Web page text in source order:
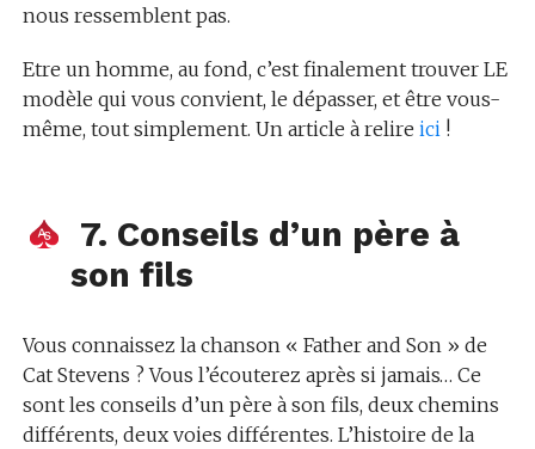
nous ressemblent pas.
Etre un homme, au fond, c’est finalement trouver LE
modèle qui vous convient, le dépasser, et être vous-
même, tout simplement. Un article à relire ici!
7. Conseils d’un père à
son fils
Vous connaissez la chanson « Father and Son » de
Cat Stevens ? Vous l’écouterez après si jamais… Ce
sont les conseils d’un père à son fils, deux chemins
différents, deux voies différentes. L’histoire de la